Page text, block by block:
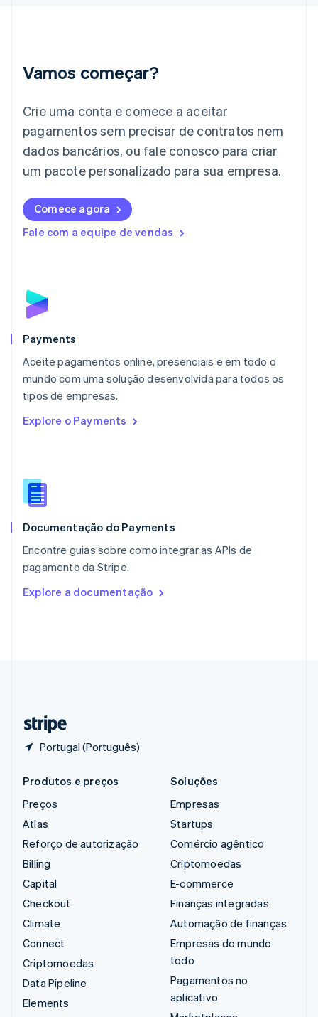
Vamos começar?
Crie uma conta e comece a aceitar
pagamentos sem precisar de contratos nem
dados bancários, ou fale conosco para criar
um pacote personalizado para sua empresa.
Comece agora
Fale com a equipe de vendas
Payments
Aceite pagamentos online, presenciais e em todo o
mundo com uma solução desenvolvida para todos os
tipos de empresas.
Explore o Payments
Documentação do Payments
Encontre guias sobre como integrar as APIs de
pagamento da Stripe.
Explore a documentação
Portugal (Português)
English
Italiano English
日本語English
Letônia
Liechtenstein
Lituânia
English
Luxemburgo
Malta
English
EspañolEnglish
English
Nova Zelândia
English
NederlandsEnglish
Português
RAE de Hong Kong, China
Reino Unido
República Tcheca
English
English
Produtos e preços
Preços
Atlas
Reforço de autorização
Billing
Capital
Checkout
Climate
Connect
Criptomoedas
Data Pipeline
Elements
Soluções
Empresas
Startups
Comércio agêntico
Criptomoedas
E-commerce
Finanças integradas
Automação de finanças
Empresas do mundo
todo
Pagamentos no
aplicativo